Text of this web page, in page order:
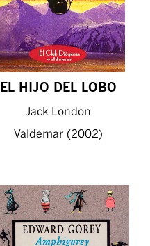
EL HIJO DEL LOBO
Jack London
Valdemar (2002)